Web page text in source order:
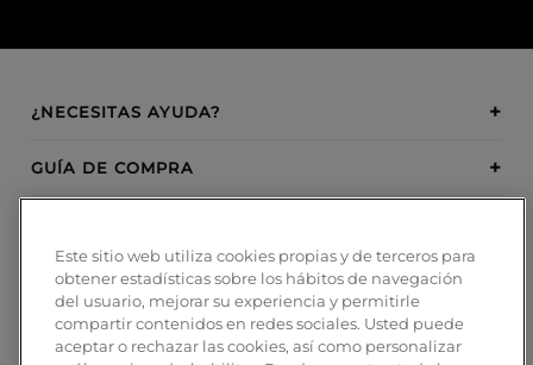
¿NECESITAS AYUDA?
GUÍA DE COMPRA
INSPIRATION
MÉTODOS DE PAGO
Este sitio web utiliza cookies propias y de terceros para
obtener estadísticas sobre los hábitos de navegación
del usuario, mejorar su experiencia y permitirle
compartir contenidos en redes sociales. Usted puede
aceptar o rechazar las cookies, así como personalizar